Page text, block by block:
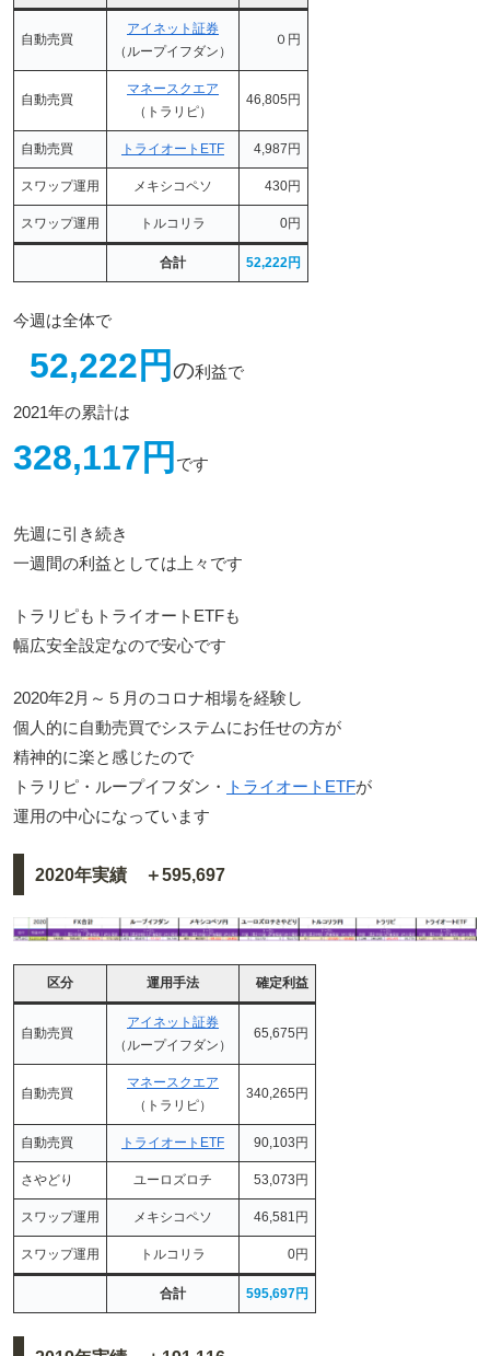
自動売買
アイネット証券
（ループイフダン）
０円
自動売買
マネースクエア
（トラリピ）
46,805円
自動売買 トライオートETF 4,987円
スワップ運用 メキシコペソ 430円
スワップ運用 トルコリラ 0円
合計 52,222円
今週は全体で
52,222円 の利益で
2021年の累計は
328,117円 です
先週に引き続き
一週間の利益としては上々です
トラリピもトライオートETFも
幅広安全設定なので安心です
2020年2月～５月のコロナ相場を経験し
個人的に自動売買でシステムにお任せの方が
精神的に楽と感じたので
トラリピ・ループイフダン・
トライオートETFが
運用の中心になっています
2020年実績 ＋595,697
区分 運用手法 確定利益
自動売買
アイネット証券
（ループイフダン）
65,675円
自動売買
マネースクエア
（トラリピ）
340,265円
自動売買 トライオートETF 90,103円
さやどり ユーロズロチ 53,073円
スワップ運用 メキシコペソ 46,581円
スワップ運用 トルコリラ 0円
合計 595,697円